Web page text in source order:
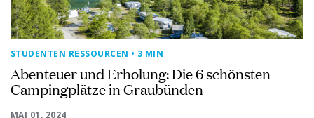
STUDENTEN RESSOURCEN • 3 MIN
Abenteuer und Erholung: Die 6 schönsten
Campingplätze in Graubünden
MAI 01, 2024